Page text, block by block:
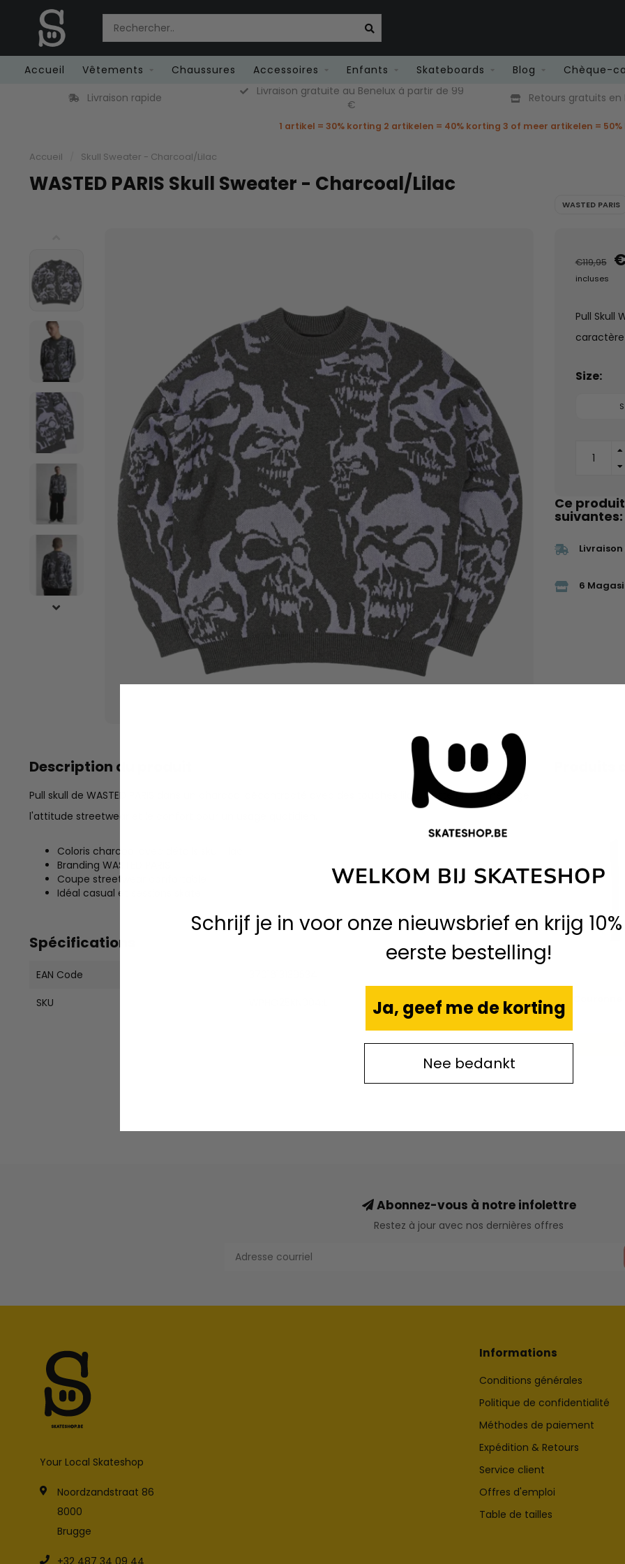
Accueil Vêtements Chaussures Accessoires Enfants Skateboards Blog Chèque-
Livraison rapide
Livraison gratuite au Benelux à partir de 99
€
Retours gratuits en
1 artikel = 30% korting 2 artikelen = 40% korting 3 of meer artikelen =
Accueil Skull Sweater - Charcoal/Lilac
WASTED PARIS Skull Sweater - Charcoal/Lilac
WASTED PARIS
€119,95
incluses
Pull Skull
Size:
S
Ce
suivantes:
6
Description du produit
Pull skull de WASTED PARIS dans un charcoal décontracté avec des touches lilac. Cette pièce mélange
l'attitude streetwear et le confort pour un usage quotidien.
Coloris charcoal avec détails skull lilac
Branding WASTED PARIS
Coupe streetwear confortable
Idéal casual et sessions skate
Spécifications
EAN Code
SKU
Abonnez-vous à notre infolettre
Restez à jour avec nos dernières offres
Your Local Skateshop
Noordzandstraat 86
8000
Brugge
+32 487 34 09 44
Informations
Conditions générales
Politique de confidentialité
Méthodes de paiement
Expédition & Retours
Service client
Offres d'emploi
Table de tailles
WELKOM BIJ SKATESHOP
Schrijf je in voor onze nieuwsbrief en krijg
eerste bestelling!
Ja, geef me de korting
Nee bedankt